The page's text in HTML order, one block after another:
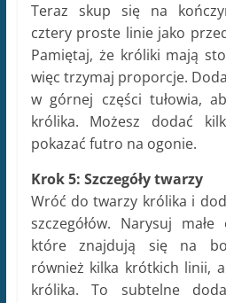
Teraz skup się na
cztery proste linie jako
Pamiętaj, że króliki mają
więc trzymaj proporcje.
w górnej części tułowia,
królika. Możesz dodać
pokazać futro na ogonie.
Krok 5: Szczegóły twarzy
Wróć do twarzy królika i
szczegółów. Narysuj
które znajdują się na
również kilka krótkich linii,
królika. To subtelne